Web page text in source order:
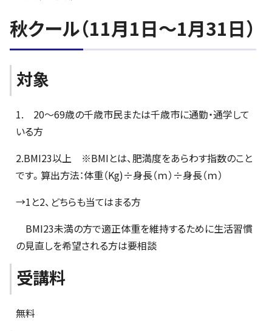
秋クール（11月1日～1月31日）
対象
1. 20～69歳の千歳市民または千歳市に通勤・通学して
いる方
2.BMI23以上 ※BMIとは、肥満度をあらわす指数のこと
です。算出方法：体重（Kg)÷身長（ｍ）÷身長（ｍ）
→1と2、どちらも当てはまる方
BMI23未満の方で適正体重を維持するために生活習慣
の見直しを希望される方は要相談
受講料
無料